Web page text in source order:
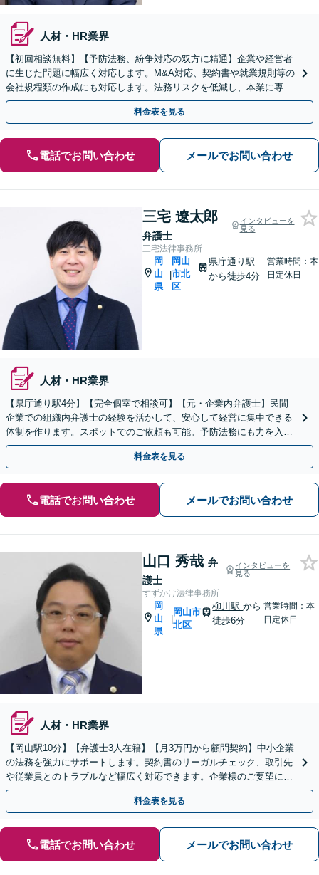
人材・HR業界
【初回相談無料】【予防法務、紛争対応の双方に精通】企業や経営者
に生じた問題に幅広く対応します。M&A対応、契約書や就業規則等の
会社規程類の作成にも対応します。法務リスクを低減し、本業に専念
できる環境を整えます。お気軽にご相談ください
料金表を見る
電話でお問い合わせ メールでお問い合わせ
三宅 遼太郎
弁護士
インタビューを
見る
三宅法律事務所
岡
山
県
|
岡山
市北
区
県庁通り駅
から徒歩4分
営業時間：本
日定休日
人材・HR業界
【県庁通り駅4分】【完全個室で相談可】【元・企業内弁護士】民間
企業での組織内弁護士の経験を活かして、安心して経営に集中できる
体制を作ります。スポットでのご依頼も可能。予防法務にも力を入れ
ています。【夜間・休日相談可能】
料金表を見る
電話でお問い合わせ メールでお問い合わせ
山口 秀哉 弁
護士
インタビューを
見る
すずかけ法律事務所
岡
山
県
|
岡山市
北区
柳川駅から
徒歩6分
営業時間：本
日定休日
人材・HR業界
【岡山駅10分】【弁護士3人在籍】【月3万円から顧問契約】中小企業
の法務を強力にサポートします。契約書のリーガルチェック、取引先
や従業員とのトラブルなど幅広く対応できます。企業様のご要望に沿
えるよう尽力します【土日祝／夜間対応可】
料金表を見る
電話でお問い合わせ メールでお問い合わせ